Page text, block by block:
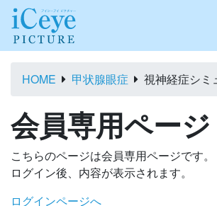
HOME 甲状腺眼症 視神経症シミ
会員専用ページ
こちらのページは会員専用ページです。
ログイン後、内容が表示されます。
ログインページへ